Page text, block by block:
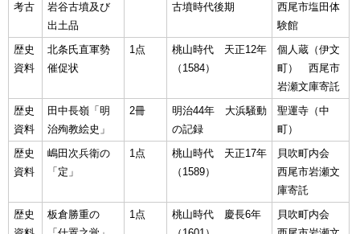
考古
岩谷古墳及び
出土品
古墳時代後期
西尾市塩田体
験館
歴史
資料
北条氏直軍勢
催促状
1点
桃山時代 天正12年
（1584）
個人蔵（伊文
町） 西尾市
岩瀬文庫寄託
歴史
資料
田中長嶺「明
治殉教絵史」
2冊
明治44年 大浜騒動
の記録
聖運寺（中
町）
歴史
資料
嶋田次兵衛の
「定」
1点
桃山時代 天正17年
（1589）
貝吹町内会
西尾市岩瀬文
庫寄託
歴史
板倉勝重の
1点
桃山時代 慶長6年
貝吹町内会